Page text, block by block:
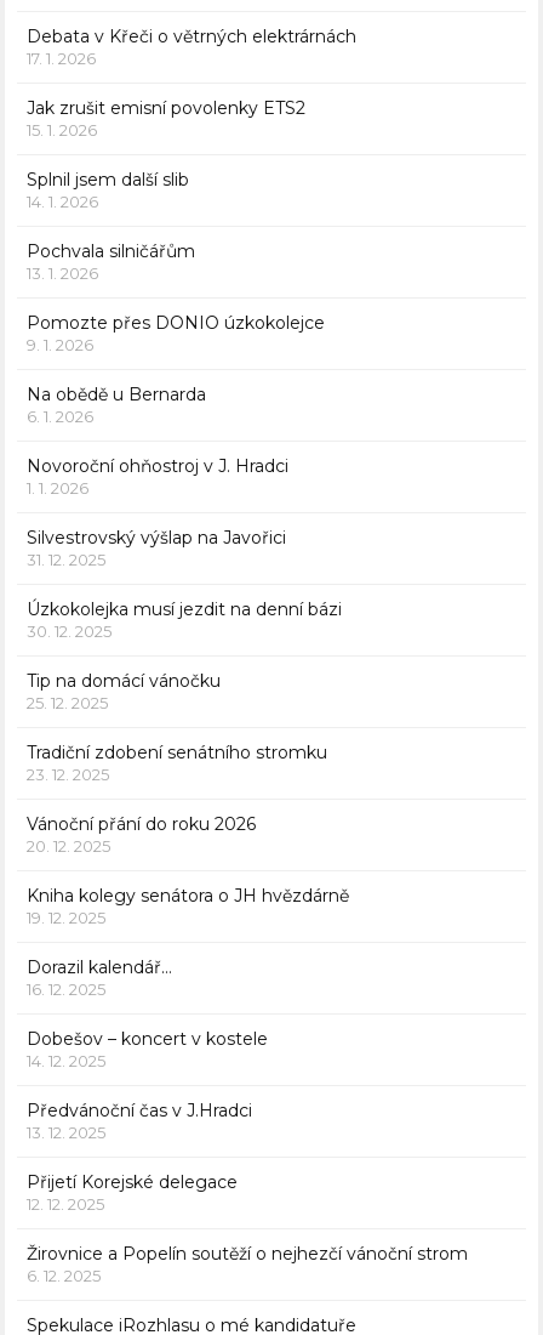
Debata v Křeči o větrných elektrárnách
17. 1. 2026
Jak zrušit emisní povolenky ETS2
15. 1. 2026
Splnil jsem další slib
14. 1. 2026
Pochvala silničářům
13. 1. 2026
Pomozte přes DONIO úzkokolejce
9. 1. 2026
Na obědě u Bernarda
6. 1. 2026
Novoroční ohňostroj v J. Hradci
1. 1. 2026
Silvestrovský výšlap na Javořici
31. 12. 2025
Úzkokolejka musí jezdit na denní bázi
30. 12. 2025
Tip na domácí vánočku
25. 12. 2025
Tradiční zdobení senátního stromku
23. 12. 2025
Vánoční přání do roku 2026
20. 12. 2025
Kniha kolegy senátora o JH hvězdárně
19. 12. 2025
Dorazil kalendář…
16. 12. 2025
Dobešov – koncert v kostele
14. 12. 2025
Předvánoční čas v J.Hradci
13. 12. 2025
Přijetí Korejské delegace
12. 12. 2025
Žirovnice a Popelín soutěží o nejhezčí vánoční strom
6. 12. 2025
Spekulace iRozhlasu o mé kandidatuře